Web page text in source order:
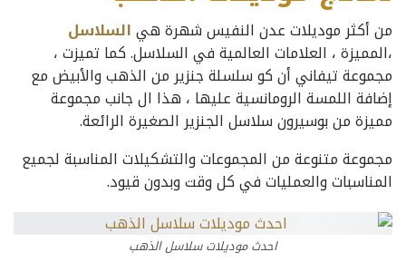
من أكثر موديلات عدن النفيس شهرة هيالسلاسل
،المميزة ، العلامات العالمية في السلاسل. كما تميزت ،
مجموعة تيفاني أن كو سلسلة جنزير من الذهب والأبيض مع
إضافة اللمسة الرومانسية عليها ، هذا ال جانب مجموعة
مميزة من بوسيرون سلاسل الجنزير الصغيرة الرائعة.
مجموعة متنوعة من المجموعات والتشكيلات المناسبة لجميع
المناسبات والعمليات في كل وقت وبدون قيود.
احدث موديلات سلاسل الذهب